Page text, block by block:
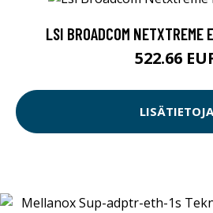
LSI BROADCOM NETXTREME
522.66
LISÄTIETOJA